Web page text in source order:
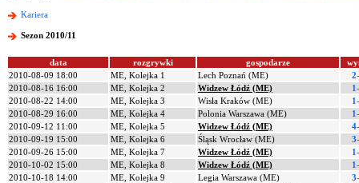
Kariera
Sezon 2010/11
data rozgrywki gospodarze
2010-08-09 18:00
ME, Kolejka 1 Lech Poznań (ME)
2010-08-16 16:00
ME, Kolejka 2 Widzew Łódź (ME)
2010-08-22 14:00
ME, Kolejka 3 Wisła Kraków (ME)
2010-08-29 16:00
ME, Kolejka 4 Polonia Warszawa (ME)
2010-09-12 11:00
ME, Kolejka 5 Widzew Łódź (ME)
2010-09-19 15:00
ME, Kolejka 6 Śląsk Wrocław (ME)
2010-09-26 15:00
ME, Kolejka 7 Widzew Łódź (ME)
2010-10-02 15:00
ME, Kolejka 8 Widzew Łódź (ME)
2010-10-18 14:00
ME, Kolejka 9 Legia Warszawa (ME)